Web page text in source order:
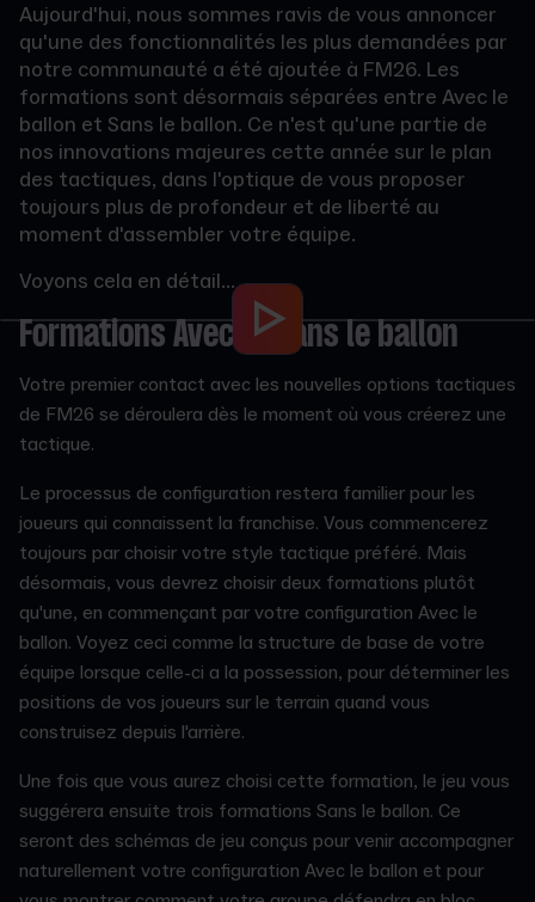
Aujourd'hui, nous sommes ravis de vous annoncer
qu'une des fonctionnalités les plus demandées par
notre communauté a été ajoutée à FM26. Les
formations sont désormais séparées entre Avec le
ballon et Sans le ballon. Ce n'est qu'une partie de
nos innovations majeures cette année sur le plan
des tactiques, dans l'optique de vous proposer
toujours plus de profondeur et de liberté au
moment d'assembler votre équipe.
Voyons cela en détail...
Formations Avec et Sans le ballon
Votre premier contact avec les nouvelles options tactiques
de FM26 se déroulera dès le moment où vous créerez une
tactique.
Le processus de configuration restera familier pour les
joueurs qui connaissent la franchise. Vous commencerez
toujours par choisir votre style tactique préféré. Mais
désormais, vous devrez choisir deux formations plutôt
qu'une, en commençant par votre configuration Avec le
ballon. Voyez ceci comme la structure de base de votre
équipe lorsque celle-ci a la possession, pour déterminer les
positions de vos joueurs sur le terrain quand vous
construisez depuis l'arrière.
Une fois que vous aurez choisi cette formation, le jeu vous
suggérera ensuite trois formations Sans le ballon. Ce
seront des schémas de jeu conçus pour venir accompagner
naturellement votre configuration Avec le ballon et pour